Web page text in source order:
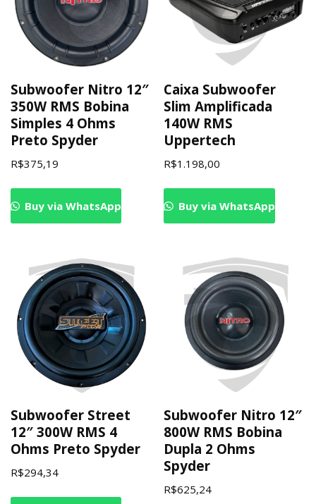
Subwoofer Nitro 12″
350W RMS Bobina
Simples 4 Ohms
Preto Spyder
R$375,19
Buy via WhatsApp
Caixa Subwoofer
Slim Amplificada
140W RMS
Uppertech
R$1.198,00
Buy via WhatsApp
Subwoofer Street
12″ 300W RMS 4
Ohms Preto Spyder
R$294,34
Subwoofer Nitro 12″
800W RMS Bobina
Dupla 2 Ohms
Spyder
R$625,24